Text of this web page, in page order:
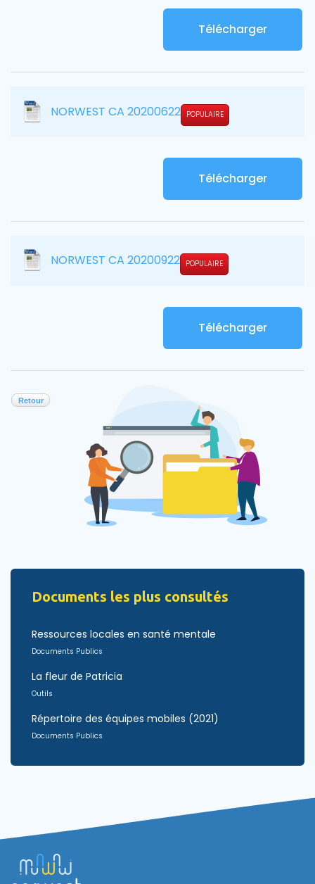
Télécharger
NORWEST CA 20200622 POPULAIRE
Télécharger
NORWEST CA 20200922 POPULAIRE
Télécharger
Retour
Documents les plus consultés
Ressources locales en santé mentale
Documents Publics
La fleur de Patricia
Outils
Répertoire des équipes mobiles (2021)
Documents Publics